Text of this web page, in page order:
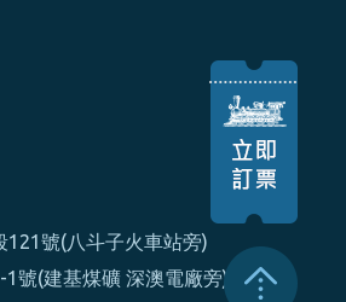
121號(八斗子火車站旁)
號(建基煤礦 深澳電廠旁)